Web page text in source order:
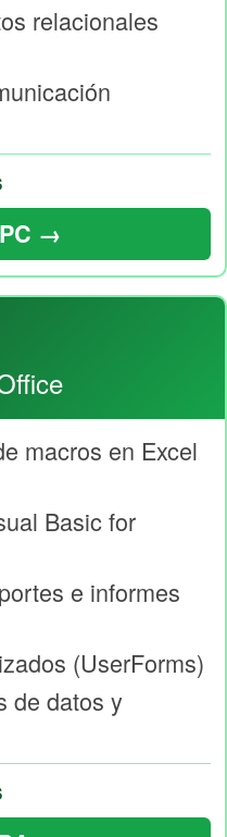
relacionales
→
macros en Excel
Basic for
e informes
(UserForms)
de datos y